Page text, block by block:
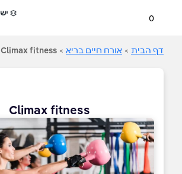
0
דף הבית > אורח חיים בריא >
Climax fitness
Climax fitness